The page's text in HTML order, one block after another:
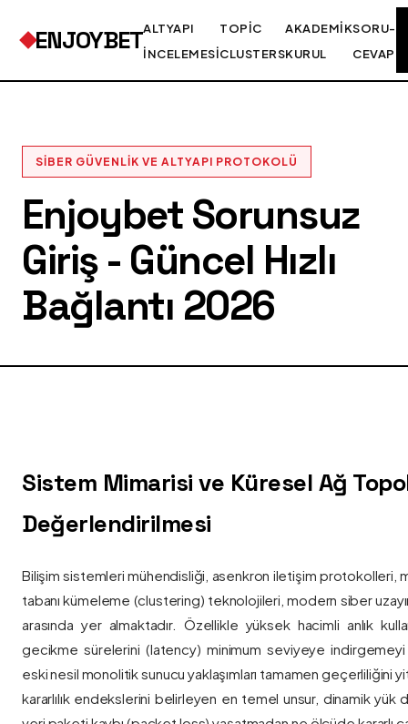
ENJOYBETALTYAPI
İNCELEMESI
TOPIC
CLUSTERS
AKADEMIK
KURUL
SORU-
CEVAP
SIBER GÜVENLIK VE ALTYAPI PROTOKOLÜ
Enjoybet Sorunsuz
Giriş - Güncel Hızlı
Bağlantı 2026
Sistem Mimarisi ve Küresel Ağ
Değerlendirilmesi
Bilişim sistemleri mühendisliği, asenkron iletişim protokolleri,
tabanı kümeleme (clustering) teknolojileri, modern siber
arasında yer almaktadır. Özellikle yüksek hacimli anlık
gecikme sürelerini (latency) minimum seviyeye
eski nesil monolitik sunucu yaklaşımları tamamen geçerliliğini
kararlılık endekslerini belirleyen en temel unsur, dinamik yük